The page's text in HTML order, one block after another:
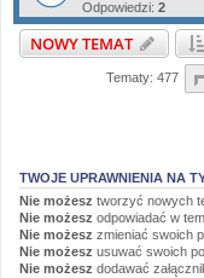
Odpowiedzi: 2
NOWY TEMAT
Tematy: 477
TWOJE UPRAWNIENIA NA
Nie możesz tworzyć nowych
Nie możesz odpowiadać w
Nie możesz zmieniać swoich
Nie możesz usuwać swoich
Nie możesz dodawać